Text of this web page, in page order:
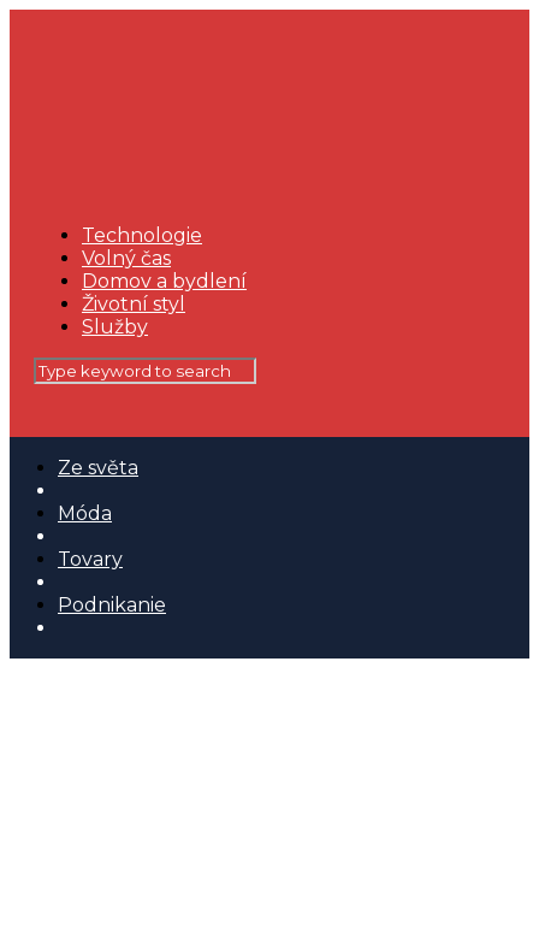
Technologie
Volný čas
Domov a bydlení
Životní styl
Služby
Ze světa
Móda
Tovary
Podnikanie